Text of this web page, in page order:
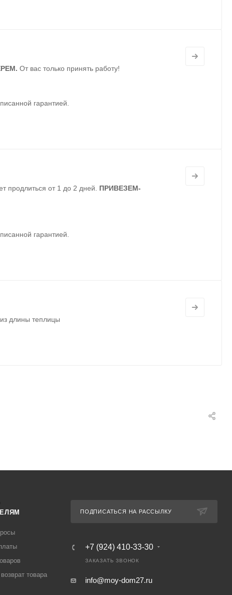
От вас только принять работу!
гарантией.
продлиться от 1 до 2 дней. ПРИВЕЗЕМ-
гарантией.
длины теплицы
товара
ПОДПИСАТЬСЯ НА РАССЫЛКУ
+7 (924) 410-33-30
ЗАКАЗАТЬ ЗВОНОК
info@moy-dom27.ru